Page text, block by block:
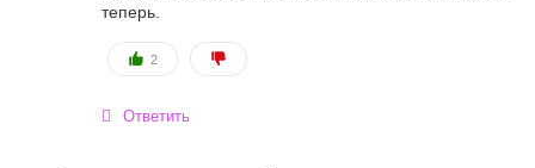
теперь.
2
Ответить